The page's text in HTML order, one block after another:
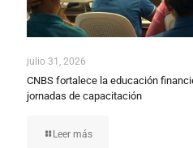
julio 31, 2026
CNBS fortalece la educación
jornadas de capacitación
Leer más